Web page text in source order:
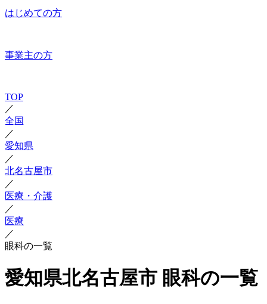
はじめての方
事業主の方
TOP
／
全国
／
愛知県
／
北名古屋市
／
医療・介護
／
医療
／
眼科の一覧
愛知県北名古屋市 眼科の一覧